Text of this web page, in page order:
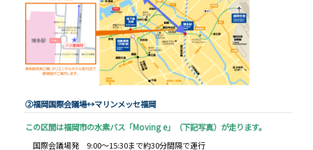
②福岡国際会議場↔マリンメッセ福岡
この区間は福岡市の水素バス「Moving e」（下記写真）が走ります。
国際会議場発 9:00～15:30まで約30分間隔で運行